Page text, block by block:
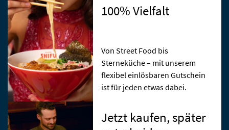
100% Vielfalt
Von Street Food bis
Sterneküche – mit unserem
flexibel einlösbaren Gutschein
ist für jeden etwas dabei.
Jetzt kaufen, später